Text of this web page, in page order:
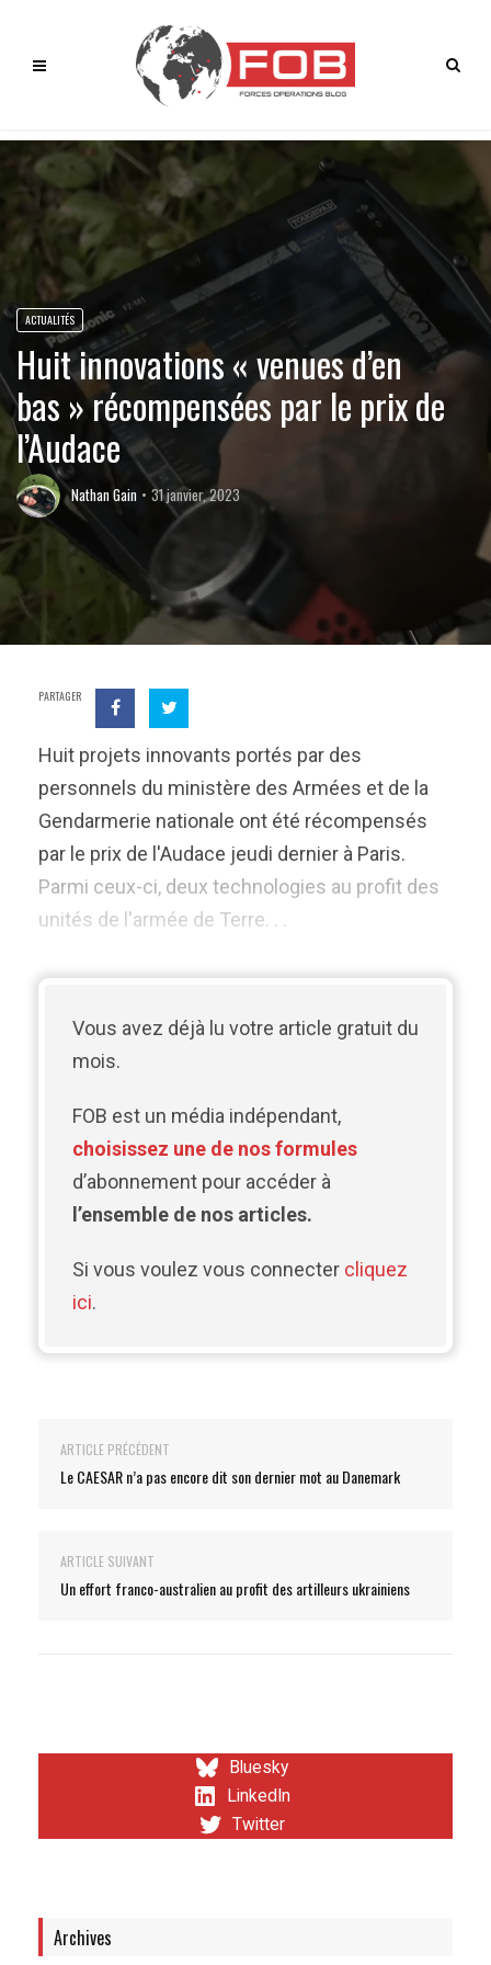
ACTUALITÉS
Huit innovations « venues d’en
bas » récompensées par le prix de
l’Audace
Nathan Gain 31 janvier, 2023
PARTAGER
Huit projets innovants portés par des
personnels du ministère des Armées et de la
Gendarmerie nationale ont été récompensés
par le prix de l'Audace jeudi dernier à Paris.
Parmi ceux-ci, deux technologies au profit des
unités de l'armée de Terre. . .
Vous avez déjà lu votre article gratuit du
mois.
FOB est un média indépendant,
choisissez une de nos formules
d’abonnement pour accéder à
l’ensemble de nos articles.
Si vous voulez vous connecter cliquez
ici.
ARTICLE PRÉCÉDENT
Le CAESAR n’a pas encore dit son dernier mot au Danemark
ARTICLE SUIVANT
Un effort franco-australien au profit des artilleurs ukrainiens
Bluesky
LinkedIn
Twitter
Archives